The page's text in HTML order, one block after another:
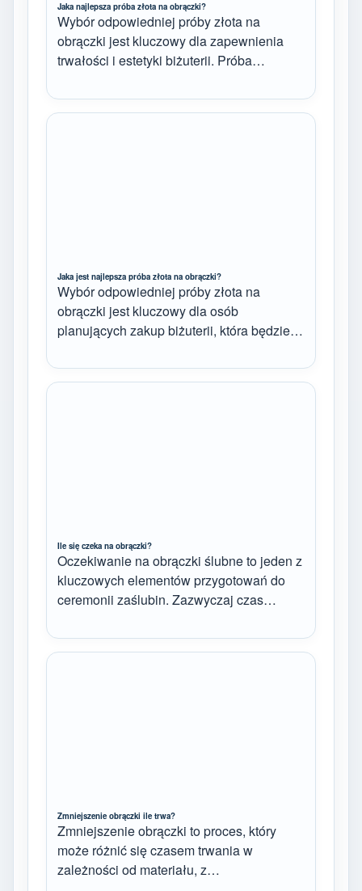
Jaka najlepsza próba złota na obrączki?
Wybór odpowiedniej próby złota na
obrączki jest kluczowy dla zapewnienia
trwałości i estetyki biżuterii. Próba…
Jaka jest najlepsza próba złota na obrączki?
Wybór odpowiedniej próby złota na
obrączki jest kluczowy dla osób
planujących zakup biżuterii, która będzie…
Ile się czeka na obrączki?
Oczekiwanie na obrączki ślubne to jeden z
kluczowych elementów przygotowań do
ceremonii zaślubin. Zazwyczaj czas…
Zmniejszenie obrączki ile trwa?
Zmniejszenie obrączki to proces, który
może różnić się czasem trwania w
zależności od materiału, z…